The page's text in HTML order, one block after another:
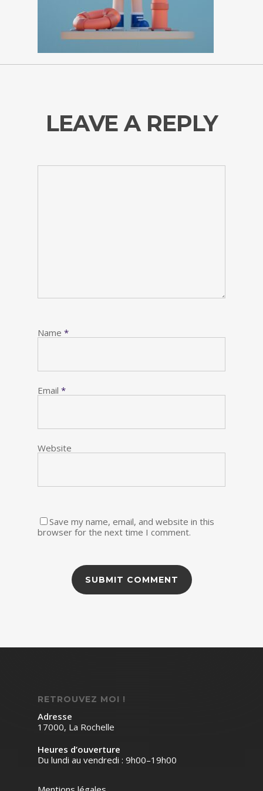
LEAVE A REPLY
Name *
Email *
Website
Save my name, email, and website in this
browser for the next time I comment.
RETROUVEZ MOI !
Adresse
17000, La Rochelle
Heures d’ouverture
Du lundi au vendredi : 9h00–19h00